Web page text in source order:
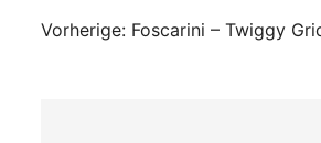
Vorherige: Foscarini – Twiggy